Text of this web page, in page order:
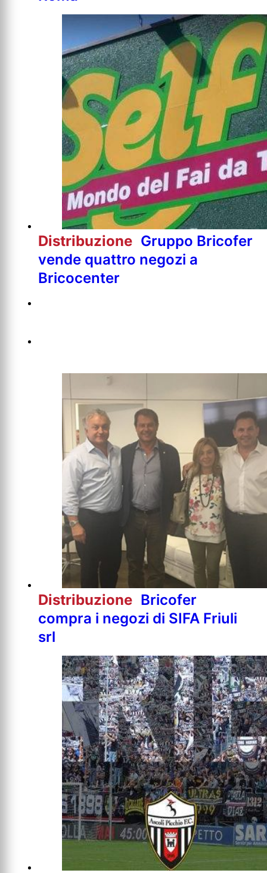
Distribuzione Gruppo Bricofer
vende quattro negozi a
Bricocenter
Distribuzione Bricofer
compra i negozi di SIFA Friuli
srl